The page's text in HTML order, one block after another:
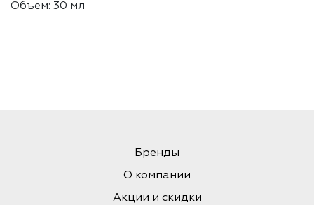
Объем: 30 мл
Бренды
О компании
Акции и скидки